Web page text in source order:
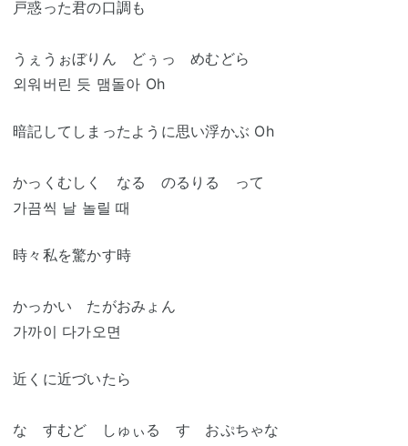
戸惑った君の口調も
うぇうぉぼりん どぅっ めむどら
외워버린 듯 맴돌아 Oh
暗記してしまったように思い浮かぶ Oh
かっくむしく なる のるりる って
가끔씩 날 놀릴 때
時々私を驚かす時
かっかい たがおみょん
가까이 다가오면
近くに近づいたら
な すむど しゅぃる す おぷちゃな